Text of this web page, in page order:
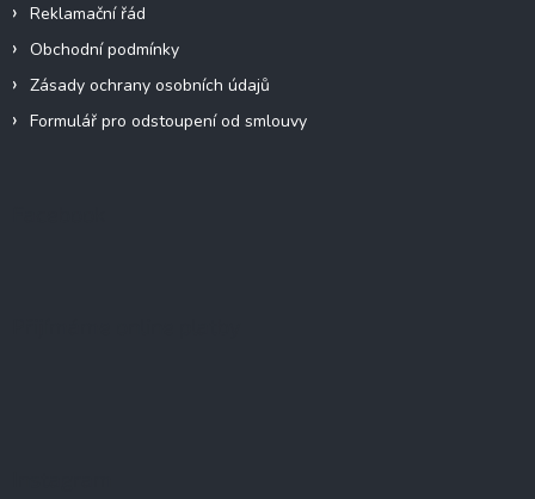
Reklamační řád
Obchodní podmínky
Zásady ochrany osobních údajů
Formulář pro odstoupení od smlouvy